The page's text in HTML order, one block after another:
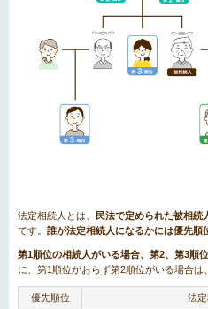
法定相続人とは、 民法で定められた被相続
です。 誰が法定相続人になるかには優先順
第1順位の相続人がいる場合、第2、第3順
に、第1順位がおらず第2順位がいる場合は
優先順位 法定